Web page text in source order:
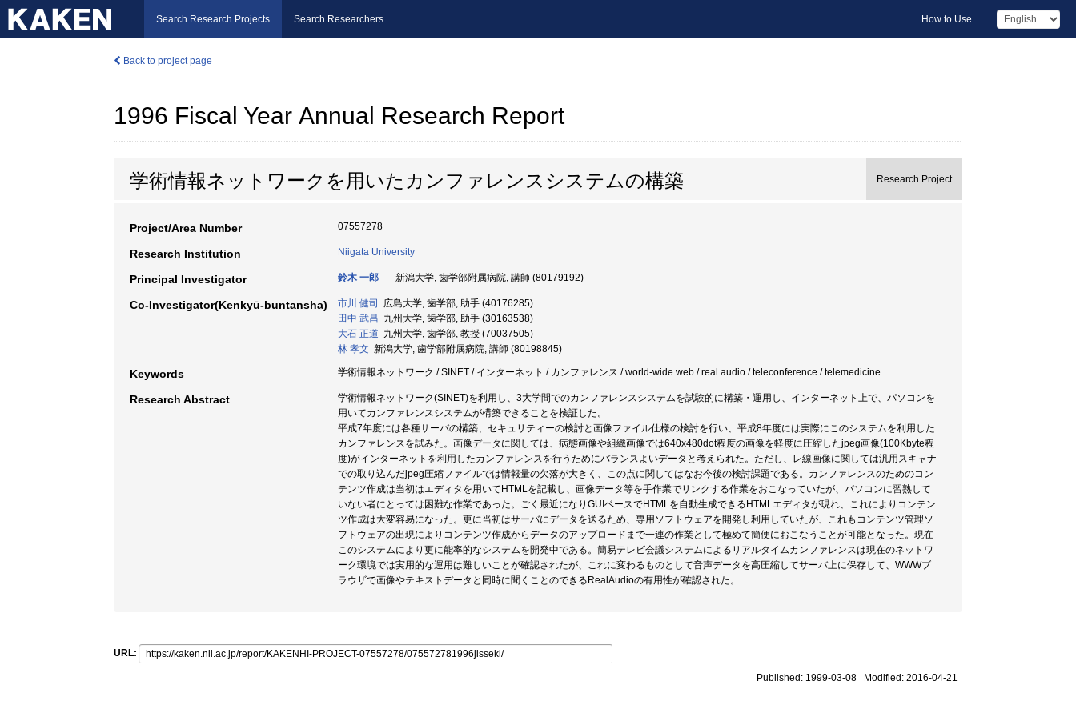
Search Research Projects Search Researchers How to Use
Back to project page
1996 Fiscal Year Annual Research Report
学術情報ネットワークを用いたカンファレンスシステムの構築 Research Project
Project/Area Number 07557278
Research Institution Niigata University
Principal Investigator 鈴木 一郎 新潟大学, 歯学部附属病院, 講師 (80179192)
Co-Investigator(Kenkyū-buntansha) 市川 健司
広島大学, 歯学部, 助手 (40176285)
田中 武昌 九州大学, 歯学部, 助手 (30163538)
大石 正道 九州大学, 歯学部, 教授 (70037505)
林 孝文 新潟大学, 歯学部附属病院, 講師 (80198845)
Keywords 学術情報ネットワーク / SINET / インターネット / カンファレンス / world-wide web / real audio / teleconference / telemedicine
Research Abstract
学術情報ネットワーク(SINET)を利用し、3大学間でのカンファレンスシステムを試験的に構築・運用し、インターネット上で、パソコンを
用いてカンファレンスシステムが構築できることを検証した。
平成7年度には各種サーバの構築、セキュリティーの検討と画像ファイル仕様の検討を行い、平成8年度には実際にこのシステムを利用した
カンファレンスを試みた。画像データに関しては、病態画像や組織画像では640x480dot程度の画像を軽度に圧縮したjpeg画像(100Kbyte程
度)がインターネットを利用したカンファレンスを行うためにバランスよいデータと考えられた。ただし、レ線画像に関しては汎用スキャナ
での取り込んだjpeg圧縮ファイルでは情報量の欠落が大きく、この点に関してはなお今後の検討課題である。カンファレンスのためのコン
テンツ作成は当初はエディタを用いてHTMLを記載し、画像データ等を手作業でリンクする作業をおこなっていたが、パソコンに習熟して
いない者にとっては困難な作業であった。ごく最近になりGUIベースでHTMLを自動生成できるHTMLエディタが現れ、これによりコンテン
ツ作成は大変容易になった。更に当初はサーバにデータを送るため、専用ソフトウェアを開発し利用していたが、これもコンテンツ管理ソ
フトウェアの出現によりコンテンツ作成からデータのアップロードまで一連の作業として極めて簡便におこなうことが可能となった。現在
このシステムにより更に能率的なシステムを開発中である。簡易テレビ会議システムによるリアルタイムカンファレンスは現在のネットワ
ーク環境では実用的な運用は難しいことが確認されたが、これに変わるものとして音声データを高圧縮してサーバ上に保存して、WWWブ
ラウザで画像やテキストデータと同時に聞くことのできるRealAudioの有用性が確認された。
URL:
Published: 1999-03-08 Modified: 2016-04-21